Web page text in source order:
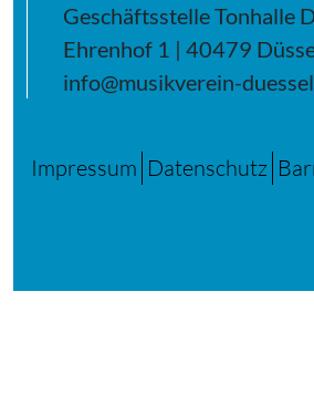
Geschäftsstelle Tonhalle
Ehrenhof 1 | 40479
info@musikverein-
Impressum Datenschutz